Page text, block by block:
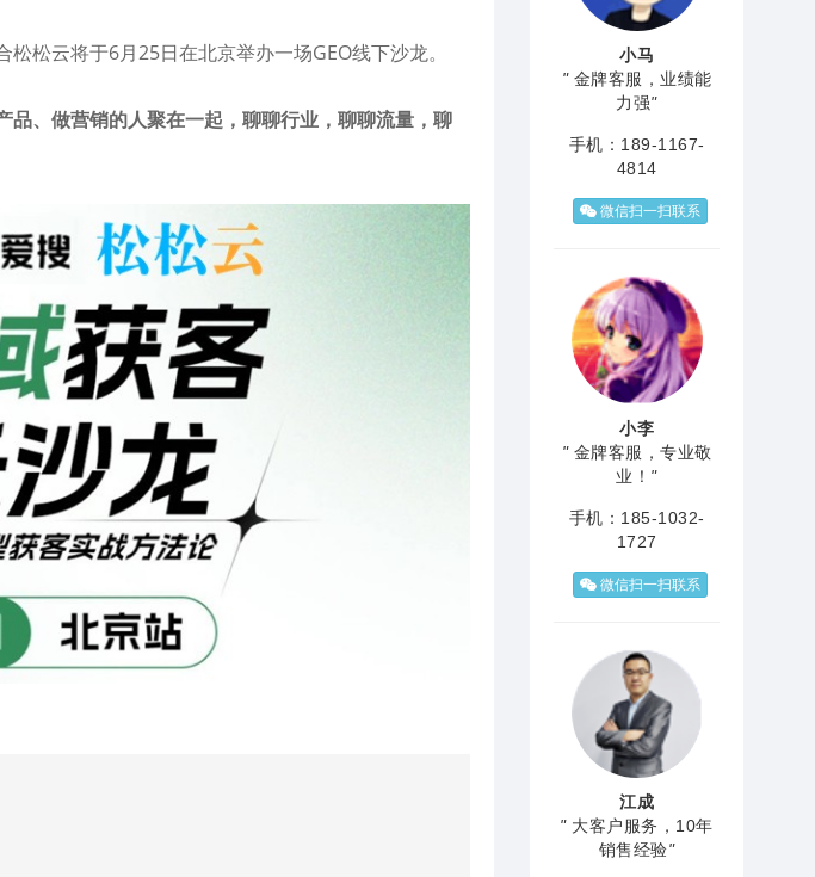
松云将于6月25日在北京举办一场GEO线下沙龙。
、做营销的人聚在一起，聊聊行业，聊聊流量，聊
小马
"金牌客服，业绩能
力强"
手机：189-1167-
4814
微信扫一扫联系
小李
"金牌客服，专业敬
业！ "
手机：185-1032-
1727
微信扫一扫联系
江成
"大客户服务，10年
销售经验"